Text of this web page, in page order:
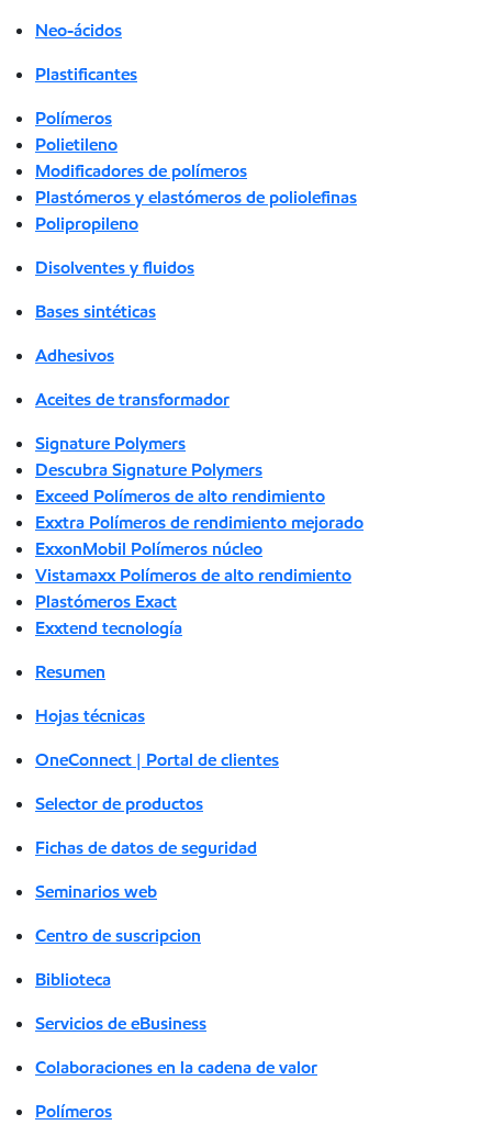
Neo-ácidos
Plastificantes
Polímeros
Polietileno
Modificadores de polímeros
Plastómeros y elastómeros de poliolefinas
Polipropileno
Disolventes y fluidos
Bases sintéticas
Adhesivos
Aceites de transformador
Signature Polymers
Descubra Signature Polymers
Exceed Polímeros de alto rendimiento
Exxtra Polímeros de rendimiento mejorado
ExxonMobil Polímeros núcleo
Vistamaxx Polímeros de alto rendimiento
Plastómeros Exact
Exxtend tecnología
Resumen
Hojas técnicas
OneConnect | Portal de clientes
Selector de productos
Fichas de datos de seguridad
Seminarios web
Centro de suscripcion
Biblioteca
Servicios de eBusiness
Colaboraciones en la cadena de valor
Polímeros